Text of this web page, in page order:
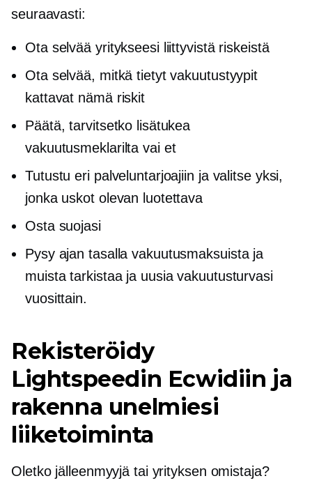
seuraavasti:
Ota selvää yritykseesi liittyvistä riskeistä
Ota selvää, mitkä tietyt vakuutustyypit
kattavat nämä riskit
Päätä, tarvitsetko lisätukea
vakuutusmeklarilta vai et
Tutustu eri palveluntarjoajiin ja valitse yksi,
jonka uskot olevan luotettava
Osta suojasi
Pysy ajan tasalla vakuutusmaksuista ja
muista tarkistaa ja uusia vakuutusturvasi
vuosittain.
Rekisteröidy
Lightspeedin Ecwidiin ja
rakenna unelmiesi
liiketoiminta
Oletko jälleenmyyjä tai yrityksen omistaja?